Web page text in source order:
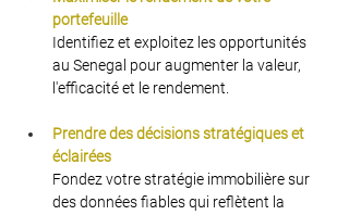
portefeuille
Identifiez et exploitez les opportunités
au Senegal pour augmenter la valeur,
l'efficacité et le rendement.
Prendre des décisions stratégiques et
éclairées
Fondez votre stratégie immobilière sur
des données fiables qui reflètent la